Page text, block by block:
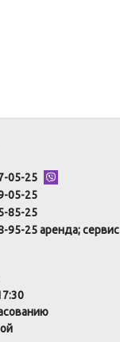
05-25
05-25
85-25
95-25 аренда; сервис